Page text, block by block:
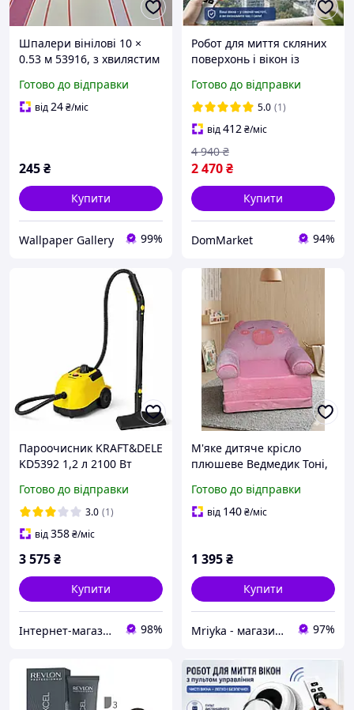
Шпалери вінілові 10 ×
0.53 м 53916, з хвилястим
сірих тонах для вітальні,
спальні, передпокою
Готово до відправки
від24₴/міс
245₴
Купити
Wallpaper Gallery 99%
Робот для миття скляних
поверхонь і вікон із
пультом, Роботи-мийники
вікон QER_8
Готово до відправки
5.0 (1)
від412₴/міс
2 470₴
4 940 ₴
Купити
DomMarket 94%
Пароочисник KRAFT&DELE
KD5392 1,2 л 2100 Вт
чищення для дому
підлоги вікон текстилю
Готово до відправки
3.0 (1)
від358₴/міс
3 575₴
Купити
Інтернет-магазин "YBOX" - насолоджуйся тим, що купуєш 98%
М'яке дитяче крісло
плюшеве Ведмедик Тоні,
диван для дітей у кімнату
Готово до відправки
від 140₴/міс
1 395₴
Купити
Mriyka - магазин товарів для дому та подарунків 97%